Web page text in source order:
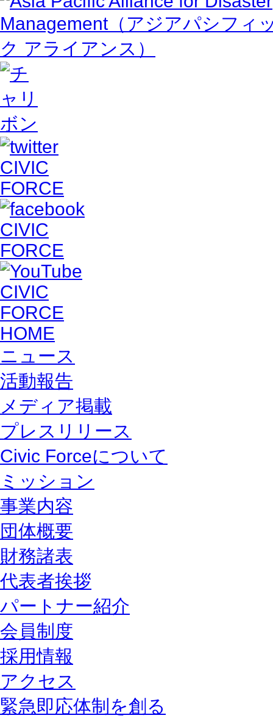
HOME
ニュース
活動報告
メディア掲載
プレスリリース
Civic Forceについて
ミッション
事業内容
団体概要
財務諸表
代表者挨拶
パートナー紹介
会員制度
採用情報
アクセス
緊急即応体制を創る